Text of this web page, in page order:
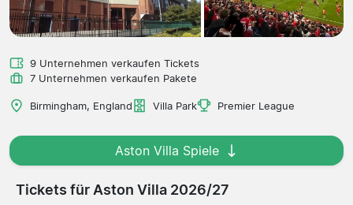
9 Unternehmen verkaufen Tickets
7 Unternehmen verkaufen Pakete
Birmingham, England Villa Park Premier League
Aston Villa Spiele
Tickets für Aston Villa 2026/27